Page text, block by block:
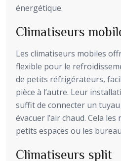
énergétique.
Climatiseurs
Les climatiseurs mobiles
flexible pour le
de petits réfrigérateurs,
pièce à l’autre. Leur
suffit de connecter un
évacuer l’air chaud. Cela
petits espaces ou les
Climatiseurs split